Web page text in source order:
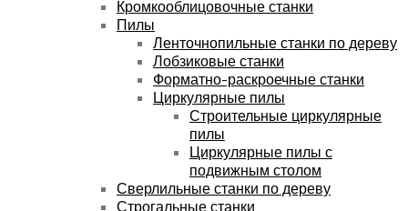
Кромкооблицовочные станки
Пилы
Ленточнопильные станки по дереву
Лобзиковые станки
Форматно-раскроечные станки
Циркулярные пилы
Строительные циркулярные
пилы
Циркулярные пилы с
подвижным столом
Сверлильные станки по дереву
Строгальные станки